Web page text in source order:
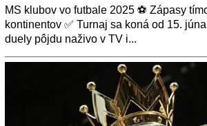
MS klubov vo futbale 2025 ⚽️ Zápasy
kontinentov ✅ Turnaj sa koná od 15.
duely pôjdu naživo v TV i...